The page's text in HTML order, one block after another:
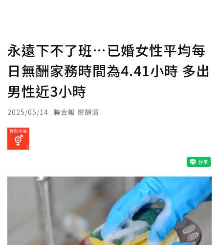
永遠下不了班…已婚女性平均每
日無酬家務時間為4.41小時 多出
男性近3小時
2025/05/14 聯合報 廖靜清